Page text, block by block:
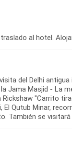
al hotel.
del Delhi
Jama Masjid - La
"Carrito
El Qutub Minar,
También se